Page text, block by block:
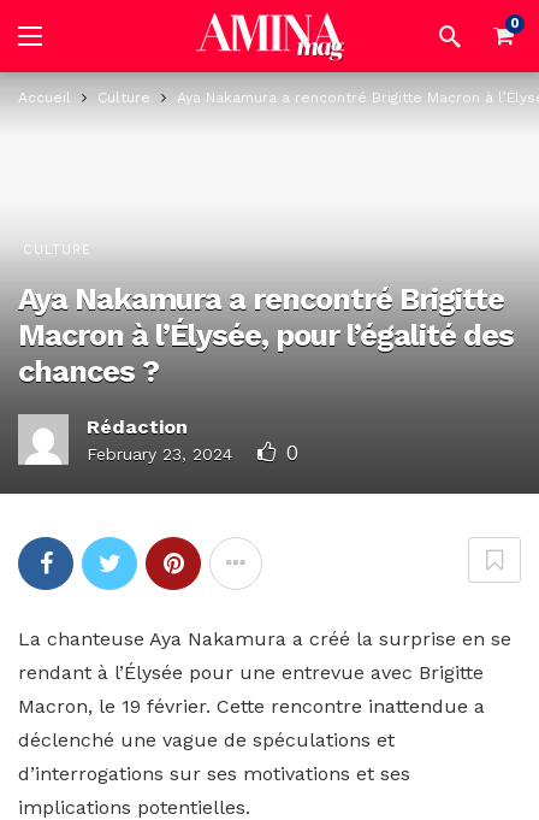
0
Accueil Culture Aya Nakamura a rencontré Brigitte Macron à
CULTURE
Aya Nakamura a rencontré Brigitte
Macron à l’Élysée, pour l’égalité des
chances ?
Rédaction
February 23, 2024 0
La chanteuse Aya Nakamura a créé la surprise en se
rendant à l’Élysée pour une entrevue avec Brigitte
Macron, le 19 février. Cette rencontre inattendue a
déclenché une vague de spéculations et
d’interrogations sur ses motivations et ses
implications potentielles.